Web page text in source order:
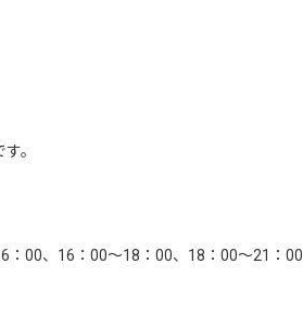
。
00、16：00～18：00、18：00～21：00